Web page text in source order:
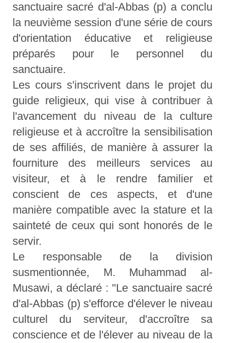
sanctuaire sacré d'al-Abbas (p) a conclu
la neuvième session d'une série de cours
d'orientation éducative et religieuse
préparés pour le personnel du
sanctuaire.
Les cours s'inscrivent dans le projet du
guide religieux, qui vise à contribuer à
l'avancement du niveau de la culture
religieuse et à accroître la sensibilisation
de ses affiliés, de manière à assurer la
fourniture des meilleurs services au
visiteur, et à le rendre familier et
conscient de ces aspects, et d'une
manière compatible avec la stature et la
sainteté de ceux qui sont honorés de le
servir.
Le responsable de la division
susmentionnée, M. Muhammad al-
Musawi, a déclaré : "Le sanctuaire sacré
d'al-Abbas (p) s'efforce d'élever le niveau
culturel du serviteur, d'accroître sa
conscience et de l'élever au niveau de la